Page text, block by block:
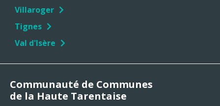
Villaroger
Tignes
Val d'Isère
Communauté de Communes
de la Haute Tarentaise